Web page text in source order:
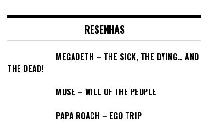
RESENHAS
MEGADETH – THE SICK, THE DYING… AND
THE DEAD!
MUSE – WILL OF THE PEOPLE
PAPA ROACH – EGO TRIP